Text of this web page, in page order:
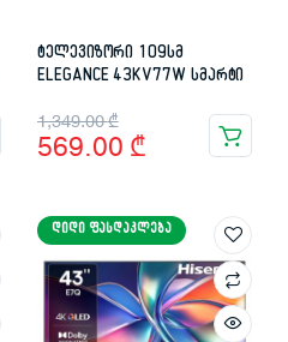
ტელევიზორი 109სმ
ELEGANCE 43KV77W სმარტი
1,349.00₾
Original
price
1,349.00 ₾.
569.00 ₾
Current
price
569.00 ₾.
ᲓᲘᲓᲘ ᲤᲐᲡᲓᲐᲙᲚᲔᲑᲐ